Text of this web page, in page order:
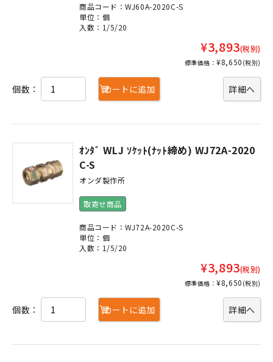
商品コード：WJ60A-2020C-S
単位：個
入数：1/5/20
¥3,893(税別)
標準価格：¥8,650 (税別)
詳細へ
個数： カートに追加
ｵﾝﾀﾞ WLJ ｿｹｯﾄ(ﾅｯﾄ締め) WJ72A-2020
C-S
オンダ製作所
取寄せ商品
商品コード：WJ72A-2020C-S
単位：個
入数：1/5/20
¥3,893(税別)
標準価格：¥8,650 (税別)
詳細へ
個数： カートに追加